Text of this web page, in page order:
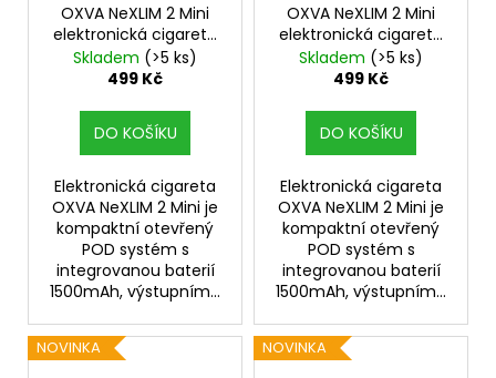
OXVA NeXLIM 2 Mini
elektronická cigareta
1500mAh Golden Hour
Skladem (>5 ks)
499 Kč
DO KOŠÍKU
Elektronická cigareta
OXVA NeXLIM 2 Mini je
kompaktní otevřený
POD systém s
integrovanou baterií
1500mAh, výstupním...
OXVA NeXLIM 2 Mini
elektronická cigareta
1500mAh Classic Black
Skladem (>5 ks)
499 Kč
DO KOŠÍKU
Elektronická cigareta
OXVA NeXLIM 2 Mini je
kompaktní otevřený
POD systém s
integrovanou baterií
1500mAh, výstupním...
NOVINKA NOVINKA